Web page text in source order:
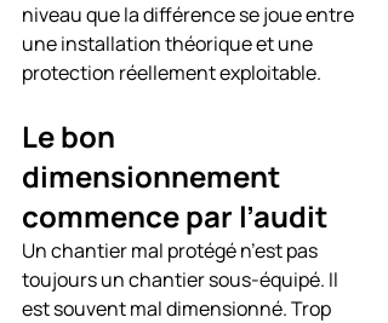
niveau que la différence se joue entre
une installation théorique et une
protection réellement exploitable.
Le bon
dimensionnement
commence par l’audit
Un chantier mal protégé n’est pas
toujours un chantier sous-équipé. Il
est souvent mal dimensionné. Trop